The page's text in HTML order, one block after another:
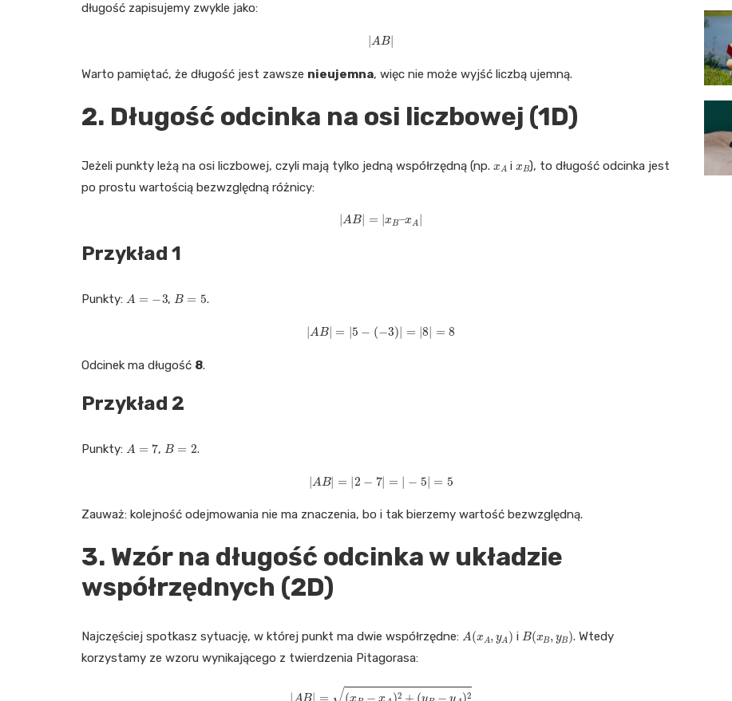
długość zapisujemy zwykle jako:
| A B|
Warto pamiętać, że długość jest zawsze nieujemna, więc nie może wyjść liczbą ujemną.
2. Długość odcinka na osi liczbowej (1D)
Jeżeli punkty leżą na osi liczbowej, czyli mają tylko jedną współrzędną (np. i B), to długość odcinka jest
po prostu wartością bezwzględną różnicy:
|AB xB A
Przykład 1
Punkty: A ,B= .
|A =| ( 3)|= =8
Odcinek ma długość 8.
Przykład 2
Punkty: A ,B= .
| B|= −7 − =5
Zauważ: kolejność odejmowania nie ma znaczenia, bo i tak bierzemy wartość bezwzględną.
3. Wzór na długość odcinka w układzie
współrzędnych (2D)
Najczęściej spotkasz sytuację, w której punkt ma dwie współrzędne: A (x i B(x ). Wtedy
korzystamy ze wzoru wynikającego z twierdzenia Pitagorasa:
xB−xA)2+(yB−yA)2